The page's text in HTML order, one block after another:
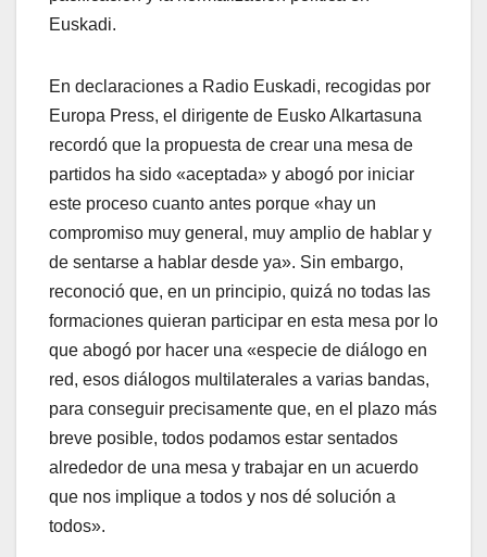
Euskadi.
En declaraciones a Radio Euskadi, recogidas por
Europa Press, el dirigente de Eusko Alkartasuna
recordó que la propuesta de crear una mesa de
partidos ha sido «aceptada» y abogó por iniciar
este proceso cuanto antes porque «hay un
compromiso muy general, muy amplio de hablar y
de sentarse a hablar desde ya». Sin embargo,
reconoció que, en un principio, quizá no todas las
formaciones quieran participar en esta mesa por lo
que abogó por hacer una «especie de diálogo en
red, esos diálogos multilaterales a varias bandas,
para conseguir precisamente que, en el plazo más
breve posible, todos podamos estar sentados
alrededor de una mesa y trabajar en un acuerdo
que nos implique a todos y nos dé solución a
todos».